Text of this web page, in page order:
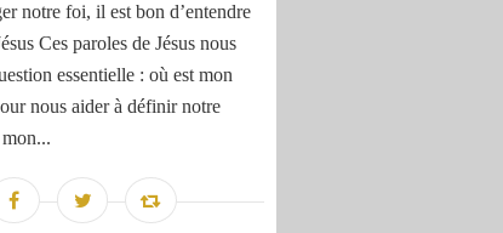
notre foi, il est bon d’entendre
Ces paroles de Jésus nous
essentielle : où est mon
nous aider à définir notre